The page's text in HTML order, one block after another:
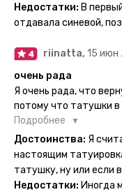
другой способ
ночь, чтобы точно
сразу же проявился.
носится дольше,
её стоит наносить.
водой спокойно
Недостатки: В
отдавала синевой,
riinatta, 15 июн
очень рада
Я очень рада, что
потому что татушки в
просто не
вообще слазили, вот
через сутки
потому что у меня
татуировок(
Подробнее
Достоинства: Я
настоящим
татушку, ну или если
Недостатки: Иногда